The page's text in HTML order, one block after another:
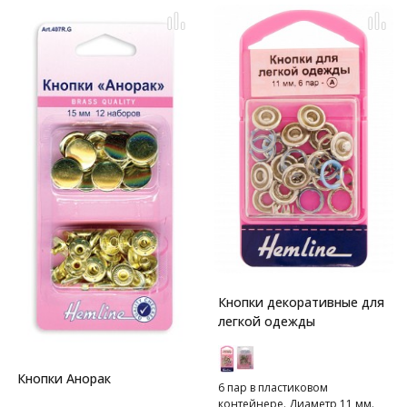
Кнопки Анорак
Кнопки декоративные для
легкой одежды
6 пар в пластиковом
контейнере. Диаметр 11 мм.